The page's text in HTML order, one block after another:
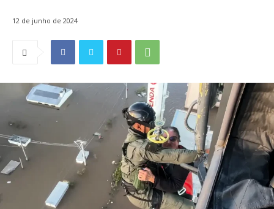
12 de junho de 2024